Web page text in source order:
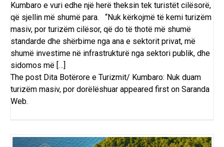
Kumbaro e vuri edhe një herë theksin tek turistët cilësorë,
që sjellin më shumë para. “Nuk kërkojmë të kemi turizëm
masiv, por turizëm cilësor, që do të thotë më shumë
standarde dhe shërbime nga ana e sektorit privat, më
shumë investime në infrastrukturë nga sektori publik, dhe
sidomos më […]
The post Dita Botërore e Turizmit/ Kumbaro: Nuk duam
turizëm masiv, por dorëlëshuar appeared first on Saranda
Web.